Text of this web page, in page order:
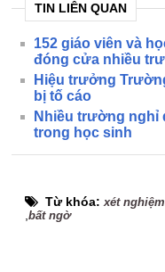
TIN LIÊN QUAN
152 giáo viên và
đóng cửa nhiều
Hiệu trưởng
bị tố cáo
Nhiều trường nghỉ
trong học sinh
Từ khóa:xét nghiệm
,bất ngờ